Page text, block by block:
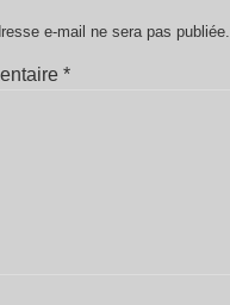
e-mail ne sera pas publiée.
*